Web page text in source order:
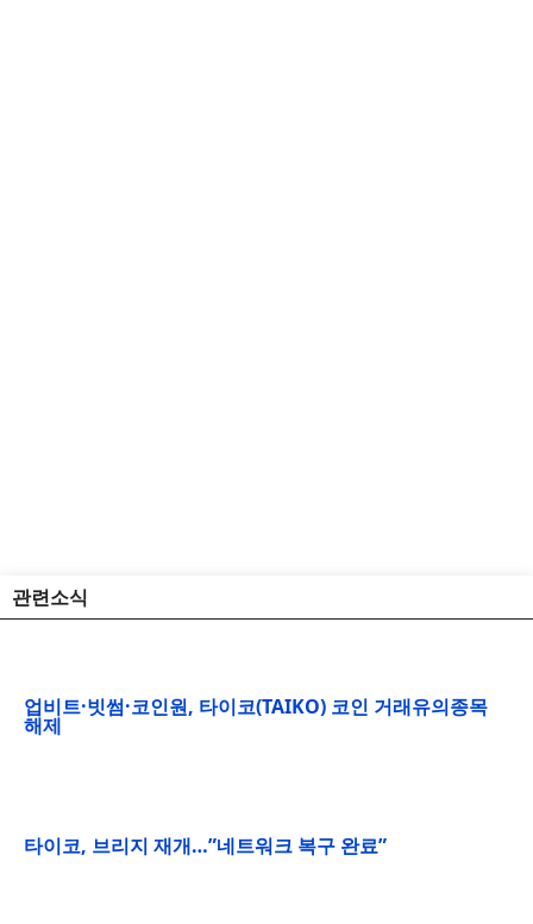
관련소식
업비트·빗썸·코인원, 타이코(TAIKO) 코인 거래유의종목
해제
타이코, 브리지 재개…”네트워크 복구 완료”